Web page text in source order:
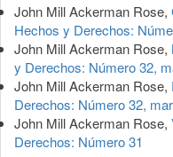
John Mill Ackerman Rose,
Hechos y Derechos:
John Mill Ackerman Rose,
y Derechos: Número 32,
John Mill Ackerman Rose,
Derechos: Número 32,
John Mill Ackerman Rose,
Derechos: Número 31